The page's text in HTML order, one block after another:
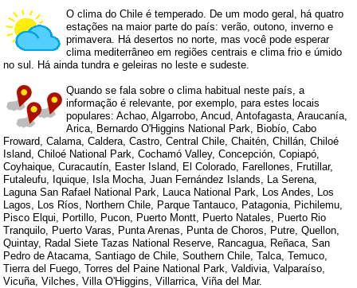
O clima do Chile é temperado. De um modo geral, há quatro
estações na maior parte do país: verão, outono, inverno e
primavera. Há desertos no norte, mas você pode esperar
clima mediterrâneo em regiões centrais e clima frio e úmido
no sul. Há ainda tundra e geleiras no leste e sudeste.
Quando se fala sobre o clima habitual neste país, a
informação é relevante, por exemplo, para estes locais
populares: Achao, Algarrobo, Ancud, Antofagasta, Araucanía,
Arica, Bernardo O'Higgins National Park, Biobío, Cabo
Froward, Calama, Caldera, Castro, Central Chile, Chaitén, Chillán, Chiloé
Island, Chiloé National Park, Cochamó Valley, Concepción, Copiapó,
Coyhaique, Curacautín, Easter Island, El Colorado, Farellones, Frutillar,
Futaleufu, Iquique, Isla Mocha, Juan Fernández Islands, La Serena,
Laguna San Rafael National Park, Lauca National Park, Los Andes, Los
Lagos, Los Ríos, Northern Chile, Parque Tantauco, Patagonia, Pichilemu,
Pisco Elqui, Portillo, Pucon, Puerto Montt, Puerto Natales, Puerto Rio
Tranquilo, Puerto Varas, Punta Arenas, Punta de Choros, Putre, Quellon,
Quintay, Radal Siete Tazas National Reserve, Rancagua, Reñaca, San
Pedro de Atacama, Santiago de Chile, Southern Chile, Talca, Temuco,
Tierra del Fuego, Torres del Paine National Park, Valdivia, Valparaíso,
Vicuña, Vilches, Villa O'Higgins, Villarrica, Viña del Mar.